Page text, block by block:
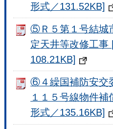
形式／131.52KB]
⑤Ｒ５第１号結城
定天井等改修工事
108.21KB]
⑥４繰国補防安交
１１５号線物件
形式／135.16KB]